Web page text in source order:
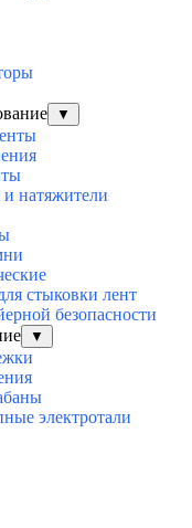
▼
натяжители
стыковки лент
безопасности
▼
электротали